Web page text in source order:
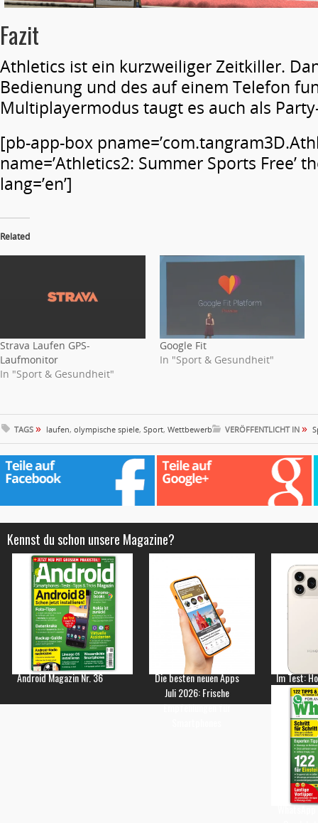
Fazit
Athletics ist ein kurzweiliger Zeitkiller.
Bedienung und des auf einem Telefon
Multiplayermodus taugt es auch als
[pb-app-box
name=’Athletics2: Summer Sports Free’
lang=’en’]
Related
Strava Laufen GPS-
Laufmonitor
In "Sport & Gesundheit"
Google Fit
In "Sport & Gesundheit"
TAGS » laufen, olympische spiele, Sport, Wettbewerb VERÖFFENTLICHT IN »
Kennst du schon unsere Magazine?
Android Magazin Nr. 36
Die besten neuen Apps
Juli 2026: Frische
Empfehlungen für
Im Test: